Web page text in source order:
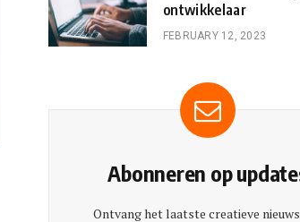
ontwikkelaar
FEBRUARY 12, 2023
Abonneren op
Ontvang het laatste creatieve